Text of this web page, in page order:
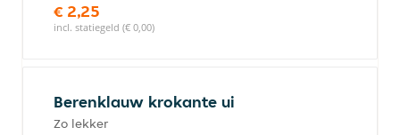
€ 2,25
incl. statiegeld (€ 0,00)
Berenklauw krokante ui
Zo lekker